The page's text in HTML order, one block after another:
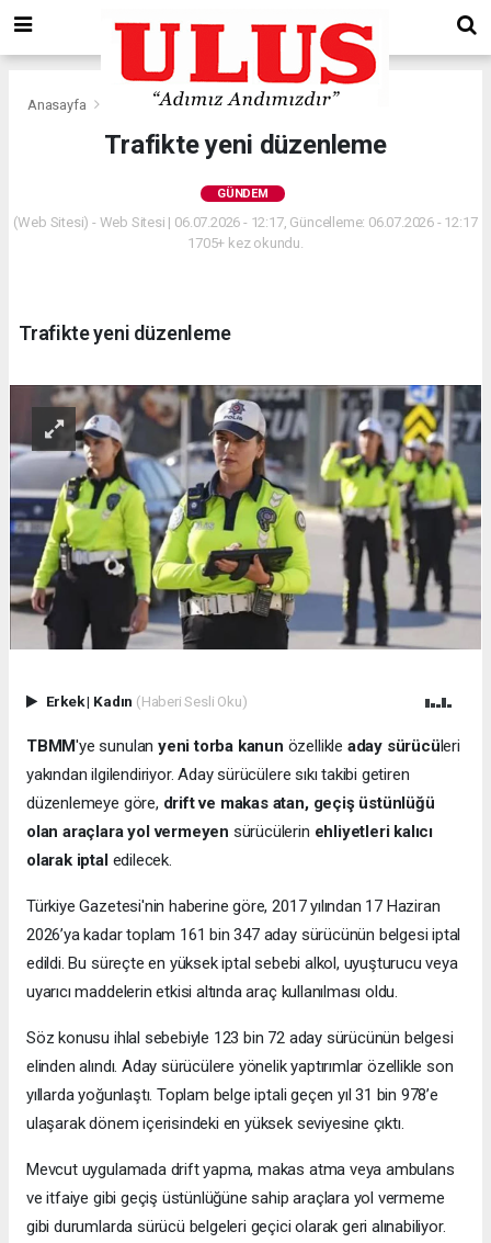
Anasayfa Gündem
Trafikte yeni düzenleme
GÜNDEM
(Web Sitesi) - Web Sitesi | 06.07.2026 - 12:17, Güncelleme: 06.07.2026 - 12:17
1705+ kez okundu.
Trafikte yeni düzenleme
Erkek| Kadın (Haberi Sesli Oku)
TBMM'ye sunulan yeni torba kanun özellikle aday sürücüleri
yakından ilgilendiriyor. Aday sürücülere sıkı takibi getiren
düzenlemeye göre, drift ve makas atan, geçiş üstünlüğü
olan araçlara yol vermeyen sürücülerin ehliyetleri kalıcı
olarak iptaledilecek.
Türkiye Gazetesi'nin haberine göre, 2017 yılından 17 Haziran
2026’ya kadar toplam 161 bin 347 aday sürücünün belgesi iptal
edildi. Bu süreçte en yüksek iptal sebebi alkol, uyuşturucu veya
uyarıcı maddelerin etkisi altında araç kullanılması oldu.
Söz konusu ihlal sebebiyle 123 bin 72 aday sürücünün belgesi
elinden alındı. Aday sürücülere yönelik yaptırımlar özellikle son
yıllarda yoğunlaştı. Toplam belge iptali geçen yıl 31 bin 978’e
ulaşarak dönem içerisindeki en yüksek seviyesine çıktı.
Mevcut uygulamada drift yapma, makas atma veya ambulans
ve itfaiye gibi geçiş üstünlüğüne sahip araçlara yol vermeme
gibi durumlarda sürücü belgeleri geçici olarak geri alınabiliyor.